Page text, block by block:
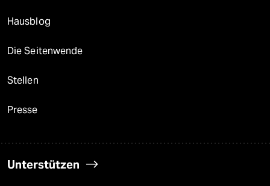
Hausblog
Die Seitenwende
Stellen
Presse
Unterstützen